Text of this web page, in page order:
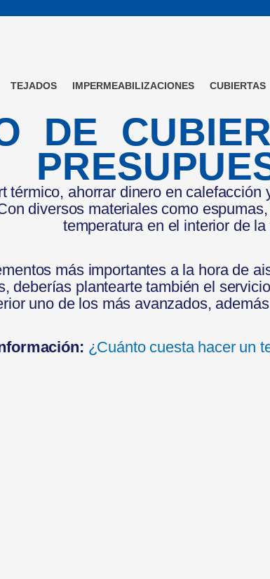
TEJADOS IMPERMEABILIZACIONES CUBIERTAS
DE
térmico, ahorrar dinero en
diversos materiales como
temperatura en el interior de la
más importantes a la hora de
deberías plantearte también el
uno de los más avanzados,
¿Cuánto cuesta hacer un